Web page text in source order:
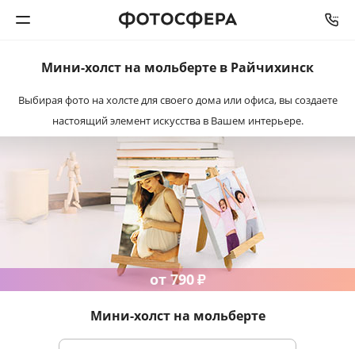
Фотокниги
Календари
Интерьерная печать
Багетная мастерская
Мини-холст на мольберте в Райчихинск
Выбирая фото на холсте для своего дома или офиса, вы создаете
настоящий элемент искусства в Вашем интерьере.
от 790₽
Мини-холст на мольберте